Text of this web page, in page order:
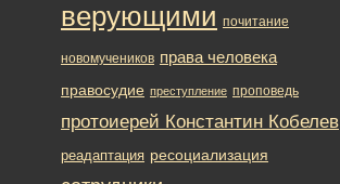
верующими почитание
новомучеников права человека
правосудие преступление проповедь
протоиерей Константин Кобелев
реадаптация ресоциализация